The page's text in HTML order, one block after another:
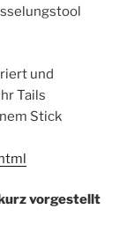
und
Tails
Stick
vorgestellt